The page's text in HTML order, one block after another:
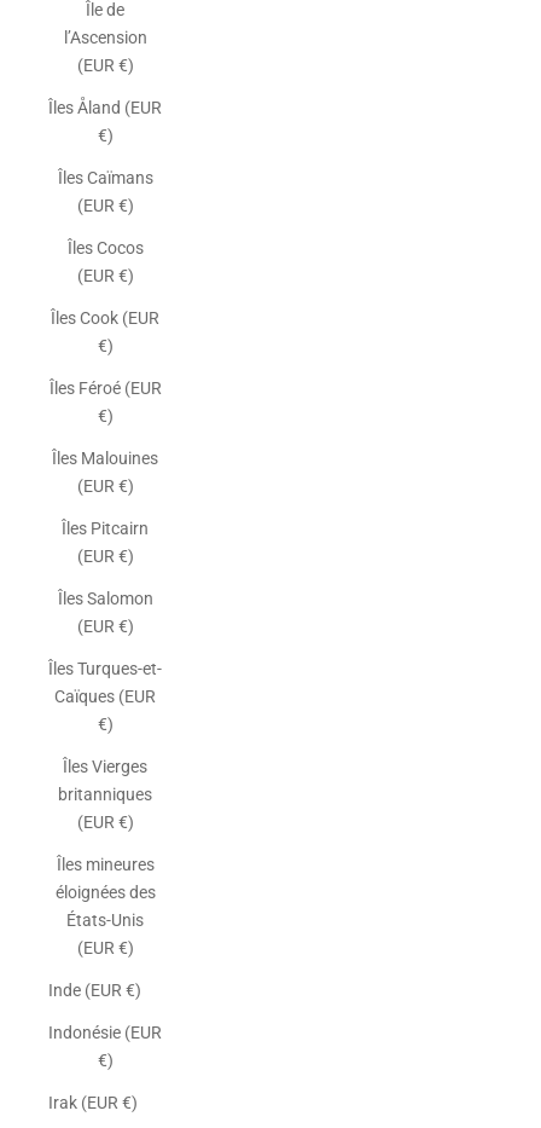
Île de
l’Ascension
(EUR €)
Îles Åland (EUR
€)
Îles Caïmans
(EUR €)
Îles Cocos
(EUR €)
Îles Cook (EUR
€)
Îles Féroé (EUR
€)
Îles Malouines
(EUR €)
Îles Pitcairn
(EUR €)
Îles Salomon
(EUR €)
Îles Turques-et-
Caïques (EUR
€)
Îles Vierges
britanniques
(EUR €)
Îles mineures
éloignées des
États-Unis
(EUR €)
Inde (EUR €)
Indonésie (EUR
€)
Irak (EUR €)